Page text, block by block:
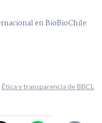
en BioBioChile
Ética y transparencia de BBCL